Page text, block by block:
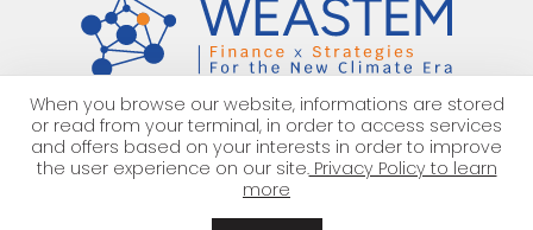
Rejoignez-nous!
When you browse our website, informations are stored
or read from your terminal, in order to access services
and offers based on your interests in order to improve
the user experience on our site.Privacy Policy to learn
more